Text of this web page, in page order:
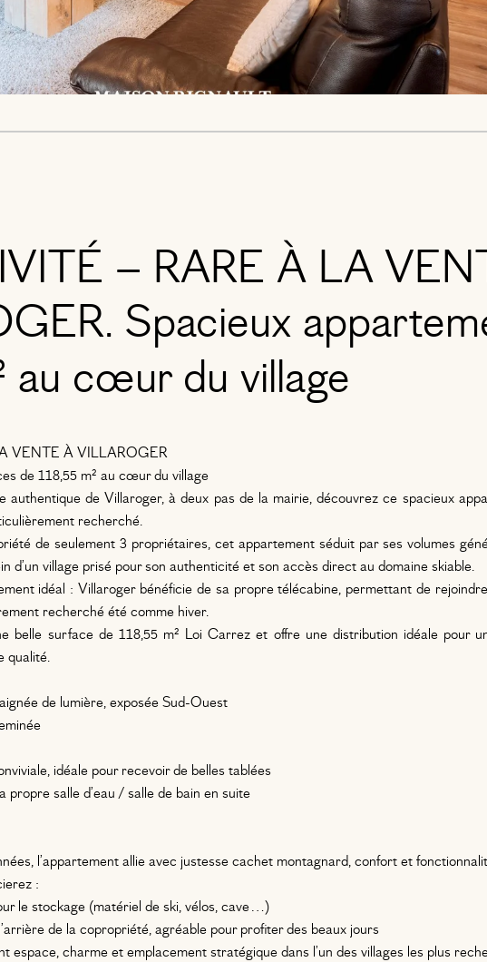
– RARE À LA
Spacieux
au cœur du village
VENTE À VILLAROGER
de 118,55 m² au cœur du village
de Villaroger, à deux pas de la mairie, découvrez ce spacieux
recherché.
de seulement 3 propriétaires, cet appartement séduit par ses volumes
d’un village prisé pour son authenticité et son accès direct au domaine skiable.
idéal : Villaroger bénéficie de sa propre télécabine, permettant de
recherché été comme hiver.
belle surface de 118,55 m² Loi Carrez et offre une distribution idéale pour
qualité.
de lumière, exposée Sud-Ouest
idéale pour recevoir de belles tablées
propre salle d’eau / salle de bain en suite
l’appartement allie avec justesse cachet montagnard, confort et
:
le stockage (matériel de ski, vélos, cave…)
de la copropriété, agréable pour profiter des beaux jours
espace, charme et emplacement stratégique dans l’un des villages les plus